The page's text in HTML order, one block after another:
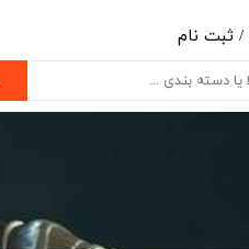
/ ثبت نام
گذر واژه